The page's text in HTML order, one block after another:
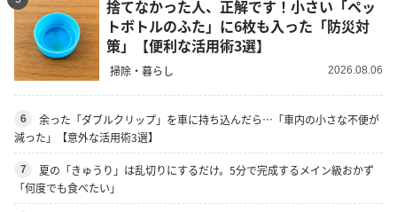
捨てなかった人、正解です！小さい「ペッ
トボトルのふた」に6枚も入った「防災対
策」【便利な活用術3選】
掃除・暮らし 2026.08.06
6
余った「ダブルクリップ」を車に持ち込んだら…「車内の小さな不便が
減った」【意外な活用術3選】
7
夏の「きゅうり」は乱切りにするだけ。5分で完成するメイン級おかず
「何度でも食べたい」